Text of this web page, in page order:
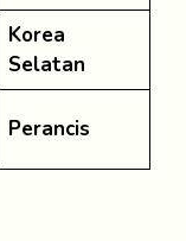
Korea
Selatan
Perancis